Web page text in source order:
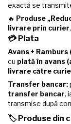
exactă se
🔥 Produse
livrare prin curier
💳 Plata
Avans +
cu plată în avans
livrare către
Transfer bancar:
transfer bancar,
transmise după
🏷️ Produse din